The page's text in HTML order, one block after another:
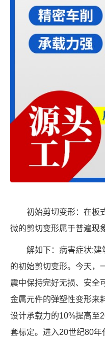
初始剪切变形：在板
微的剪切变形属于普遍现
解如下：病害症状:
的初始剪切变形。今天，
震中保持完好无损、安全
金属元件的弹塑性变形来
设计承载力的10%提高至
套标定。进入20世纪80